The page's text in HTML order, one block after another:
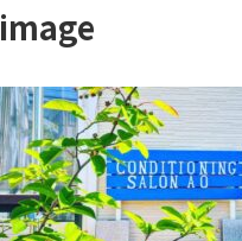
image